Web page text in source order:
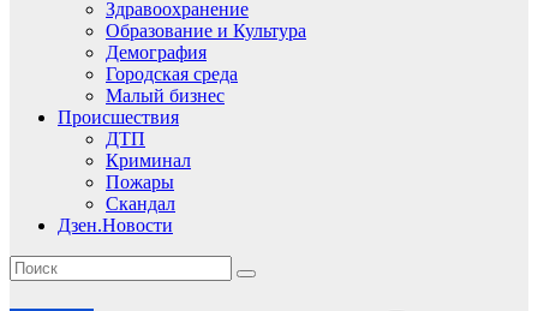
Здравоохранение
Образование и Культура
Демография
Городская среда
Малый бизнес
Происшествия
ДТП
Криминал
Пожары
Скандал
Дзен.Новости